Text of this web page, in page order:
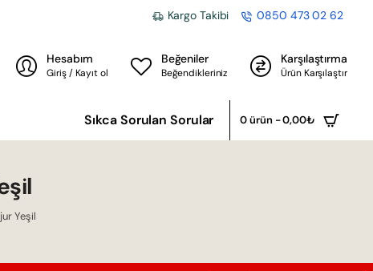
Kargo Takibi 0850 473 02 62
Hesabım
Giriş / Kayıt ol
Beğeniler
Beğendikleriniz
Karşılaştırma
Ürün Karşılaştır
Sıkca Sorulan Sorular 0 ürün - 0,00₺
Yeşil